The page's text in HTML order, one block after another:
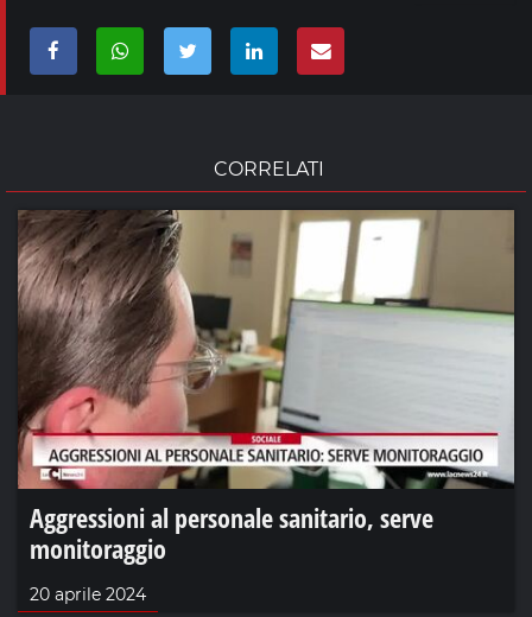
CORRELATI
Aggressioni al personale sanitario, serve
monitoraggio
20 aprile 2024